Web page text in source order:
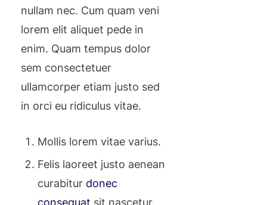
nullam nec. Cum quam veni
lorem elit aliquet pede in
enim. Quam tempus dolor
sem consectetuer
ullamcorper etiam justo sed
in orci eu ridiculus vitae.
Mollis lorem vitae varius.
Felis laoreet justo aenean
curabitur donec
consequat sit nascetur